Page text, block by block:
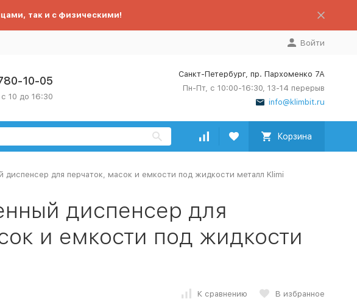
так и с физическими!
Войти
10-05
с 10 до 16:30
Санкт-Петербург, пр. Пархоменко 7А
Пн-Пт, с 10:00-16:30, 13-14 перерыв
info@klimbit.ru
Корзина
диспенсер для перчаток, масок и емкости под жидкости металл Klimi
диспенсер для
и емкости под жидкости
К сравнению В избранное